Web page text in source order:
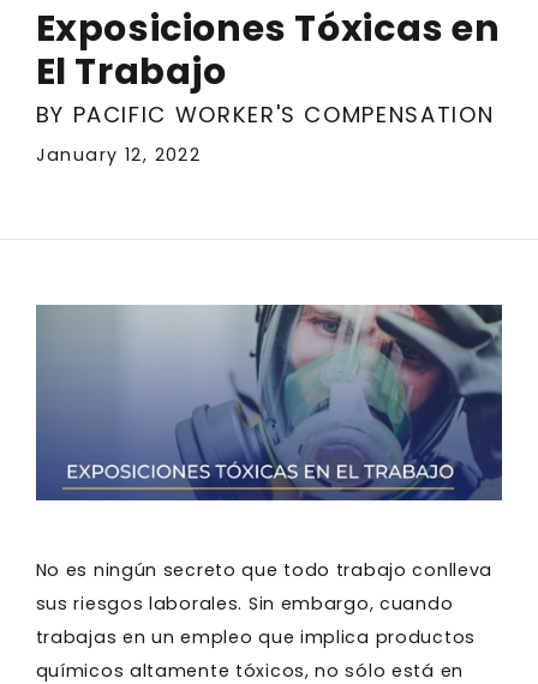
Exposiciones Tóxicas en
El Trabajo
BY PACIFIC WORKER'S COMPENSATION
January 12, 2022
No es ningún secreto que todo trabajo conlleva
sus riesgos laborales. Sin embargo, cuando
trabajas en un empleo que implica productos
químicos altamente tóxicos, no sólo está en